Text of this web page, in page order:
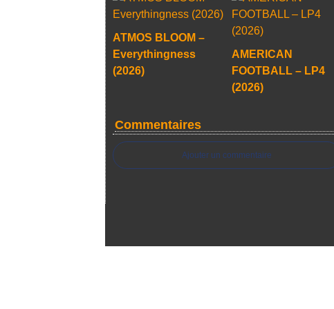
ATMOS BLOOM –
Everythingness
(2026)
AMERICAN
FOOTBALL – LP4
(2026)
Commentaires
Ajouter un commentaire